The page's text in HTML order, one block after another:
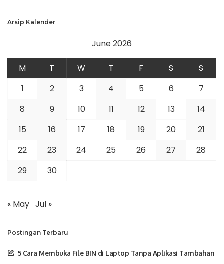
Arsip Kalender
June 2026
M T W T F S
S
1
2 3 4 5 6
7
8
9 10 11 12 13
14
15
16 17 18 19 20
21
22
23 24 25 26 27
28
29
30
« May Jul »
Postingan Terbaru
5 Cara Membuka File BIN di Laptop Tanpa Aplikasi Tambahan